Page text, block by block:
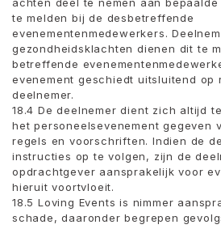
te melden bij de desbetreffende
evenementenmedewerkers.
gezondheidsklachten dienen dit te
betreffende
evenement geschiedt uitsluitend op
deelnemer.
18.4 De deelnemer dient zich altijd
het personeelsevenement gegeven
regels en voorschriften. Indien de
instructies op te volgen, zijn de
opdrachtgever aansprakelijk voor
hieruit voortvloeit.
18.5 Loving Events is nimmer
schade, daaronder begrepen